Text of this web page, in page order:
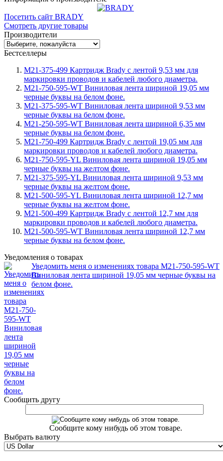
Посетить сайт BRADY
Смотреть другие товары
Производители
Бестселлеры
M21-375-499 Картридж Brady с лентой 9,53 мм для
маркировки проводов и кабелей любого диаметра.
M21-750-595-WT Виниловая лента шириной 19,05 мм
черные буквы на белом фоне.
M21-375-595-WT Виниловая лента шириной 9,53 мм
черные буквы на белом фоне.
M21-250-595-WT Виниловая лента шириной 6,35 мм
черные буквы на белом фоне.
M21-750-499 Картридж Brady с лентой 19,05 мм для
маркировки проводов и кабелей любого диаметра.
M21-750-595-YL Виниловая лента шириной 19,05 мм
черные буквы на желтом фоне.
M21-375-595-YL Виниловая лента шириной 9,53 мм
черные буквы на желтом фоне.
M21-500-595-YL Виниловая лента шириной 12,7 мм
черные буквы на желтом фоне.
M21-500-499 Картридж Brady с лентой 12,7 мм для
маркировки проводов и кабелей любого диаметра.
M21-500-595-WT Виниловая лента шириной 12,7 мм
черные буквы на белом фоне.
Уведомления о товарах
Уведомить меня о изменениях товара M21-750-595-WT
Виниловая лента шириной 19,05 мм черные буквы на
белом фоне.
Сообщить другу
Сообщите кому нибудь об этом товаре.
Выбрать валюту